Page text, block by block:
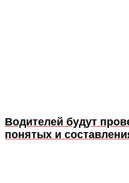
Водителей будут
понятых и